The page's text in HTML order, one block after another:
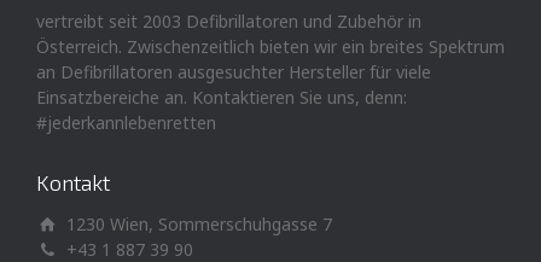
vertreibt seit 2003 Defibrillatoren und Zubehör in
Österreich. Zwischenzeitlich bieten wir ein breites Spektrum
an Defibrillatoren ausgesuchter Hersteller für viele
Einsatzbereiche an. Kontaktieren Sie uns, denn:
#jederkannlebenretten
Kontakt
1230 Wien, Sommerschuhgasse 7
+43 1 887 39 90